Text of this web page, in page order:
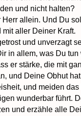
und nicht halten?
Herr allein. Und Du
aller Deiner Kraft.
und unverzagt
in allem, was Du tun
er stärke, die mit
und Deine Obhut
und meiden
wunderbar führt.
und erzähle alle